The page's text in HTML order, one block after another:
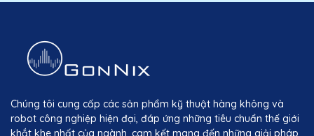
Chúng tôi cung cấp các sản phẩm kỹ thuật hàng không và
robot công nghiệp hiện đại, đáp ứng những tiêu chuẩn thế giới